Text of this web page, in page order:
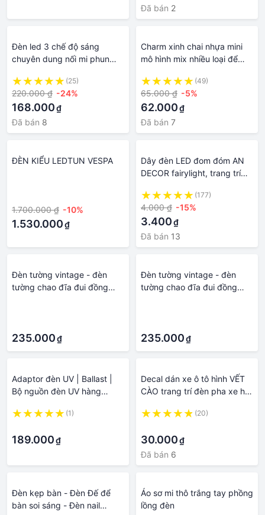
Đã bán 2
Đèn led 3 chế độ sáng
chuyên dung nối mi phun
(25)
220.000 ₫ -24%
168.000₫
Đã bán 8
Charm xinh chai nhựa mini
mô hình mix nhiều loại để
(49)
65.000 ₫ -5%
62.000₫
Đã bán 7
ĐÈN KIỂU LEDTUN VESPA
1.700.000 ₫ -10%
1.530.000₫
Dây đèn LED đom đóm AN
DECOR fairylight, trang trí
(177)
4.000 ₫ -15%
3.400₫
Đã bán 13
Đèn tường vintage - đèn
tường chao đĩa đui đồng
235.000₫
Đèn tường vintage - đèn
tường chao đĩa đui đồng
235.000₫
Adaptor đèn UV | Ballast |
Bộ nguồn đèn UV hàng
(1)
189.000₫
Decal dán xe ô tô hình VẾT
CÀO trang trí đèn pha xe hơi
trang
(20)
30.000₫
Đã bán 6
Đèn kẹp bàn - Đèn Đế để
bàn soi sáng - Đèn nail
Áo sơ mi thô trắng tay phồng
lồng đèn